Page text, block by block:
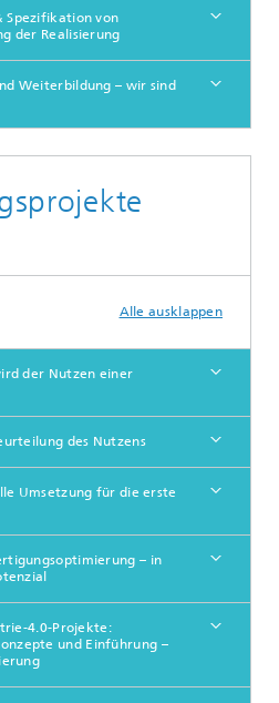
Spezifikation von
der Realisierung
Weiterbildung – wir sind
Alle ausklappen
der Nutzen einer
des Nutzens
Umsetzung für die erste
– in
4.0-Projekte:
und Einführung –